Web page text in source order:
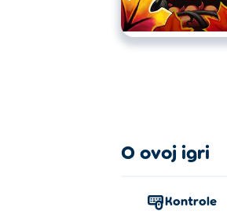
Ovde možete
O ovoj igri
Kontrole